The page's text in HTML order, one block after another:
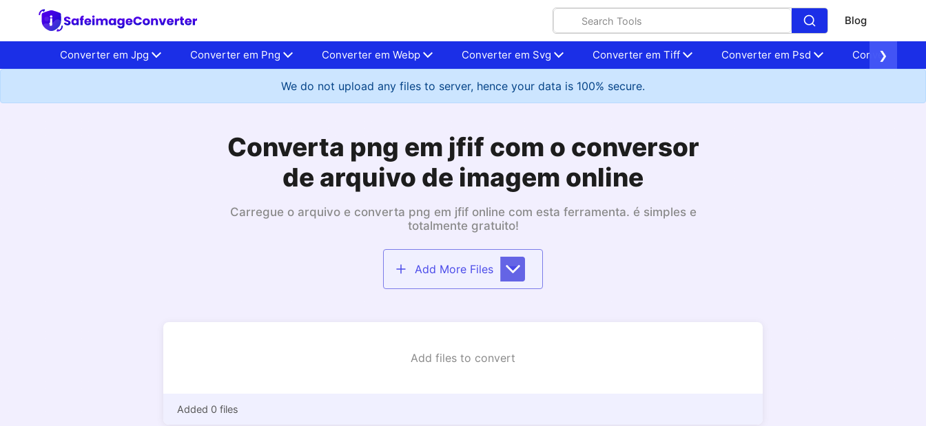
Blog
Converter em Jpg Converter em Png Converter em Webp Converter em Svg Converter em Tiff Converter em Psd Converter em
❯
We do not upload any files to server, hence your data is 100% secure.
Converta png em jfif com o conversor
de arquivo de imagem online
Carregue o arquivo e converta png em jfif online com esta ferramenta. é simples e
totalmente gratuito!
Add More Files
Add files to convert
Added 0 files